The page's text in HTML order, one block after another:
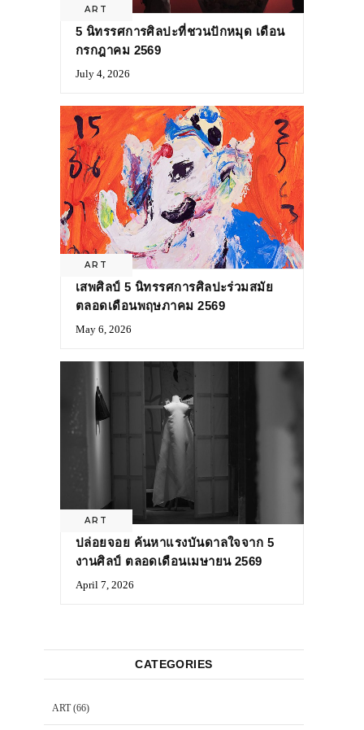
ART
5 นิทรรศการศิลปะที่ชวนปักหมุด เดือน
กรกฎาคม 2569
July 4, 2026
ART
เสพศิลป์ 5 นิทรรศการศิลปะร่วมสมัย
ตลอดเดือนพฤษภาคม 2569
May 6, 2026
ART
ปล่อยจอย ค้นหาแรงบันดาลใจจาก 5
งานศิลป์ ตลอดเดือนเมษายน 2569
April 7, 2026
CATEGORIES
ART(66)